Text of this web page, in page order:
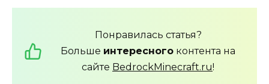
Понравилась статья?
Больше интересного контента на
сайте BedrockMinecraft.ru!